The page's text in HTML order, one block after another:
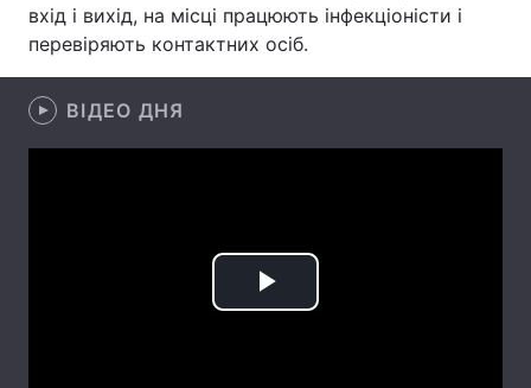
Спорт Наука
Техно і зв'язок Лайт
вхід і вихід, на місці працюють інфекціоністи і
перевіряють контактних осіб.
ВІДЕО ДНЯ
Play